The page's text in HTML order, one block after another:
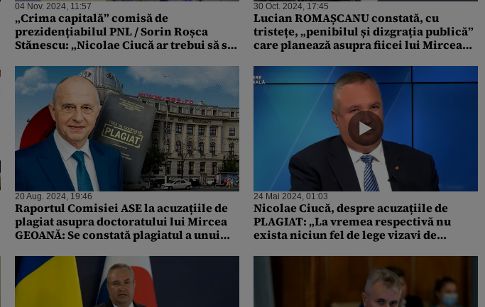
04 Nov. 2024, 11:57
„Crima capitală” comisă de
prezidențiabilul PNL / Sorin Roșca
Stănescu: „Nicolae Ciucă ar trebui să se
30 Oct. 2024, 17:45
Lucian ROMAȘCANU constată, cu
tristețe, „penibilul și dizgrația publică”
care planează asupra fiicei lui Mircea
20 Aug. 2024, 19:46
Raportul Comisiei ASE la acuzațiile de
plagiat asupra doctoratului lui Mircea
GEOANĂ: Se constată plagiatul a unui
24 Mai 2024, 01:03
Nicolae Ciucă, despre acuzațiile de
PLAGIAT: „La vremea respectivă nu
exista niciun fel de lege vizavi de